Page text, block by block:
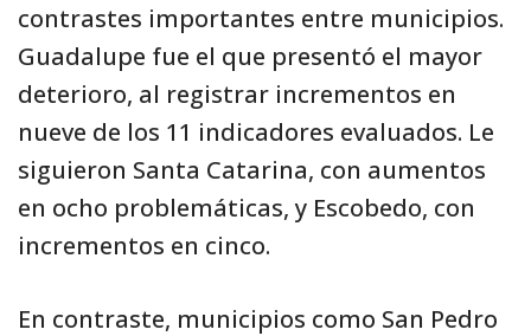
contrastes importantes entre municipios.
Guadalupe fue el que presentó el mayor
deterioro, al registrar incrementos en
nueve de los 11 indicadores evaluados. Le
siguieron Santa Catarina, con aumentos
en ocho problemáticas, y Escobedo, con
incrementos en cinco.
En contraste, municipios como San Pedro